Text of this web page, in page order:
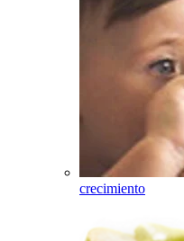
crecimiento